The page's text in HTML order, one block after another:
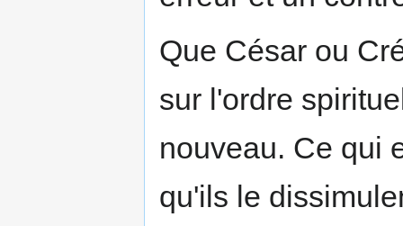
Que César ou
sur l'ordre
nouveau. Ce qui
qu'ils le